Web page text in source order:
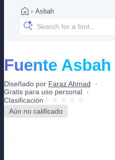
› Asbah
Fuente Asbah
Diseñado por Faraz Ahmad
Gratis para uso personal
Clasificación
Aún no calificado